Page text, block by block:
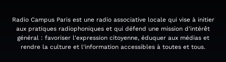
Radio Campus Paris est une radio associative locale qui vise à initier
aux pratiques radiophoniques et qui défend une mission d'intérêt
général : favoriser l'expression citoyenne, éduquer aux médias et
rendre la culture et l'information accessibles à toutes et tous.